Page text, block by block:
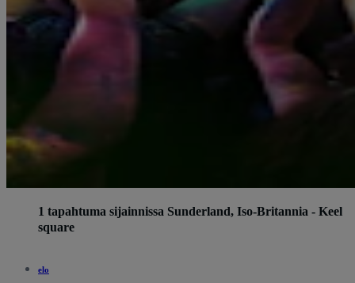
1 tapahtuma sijainnissa Sunderland, Iso-Britannia - Keel
square
elo